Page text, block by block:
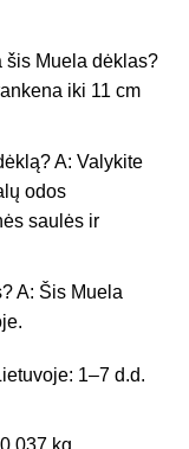
šis Muela dėklas?
iki 11 cm
A: Valykite
odos
saulės ir
A: Šis Muela
1–7 d.d.
0.037 kg